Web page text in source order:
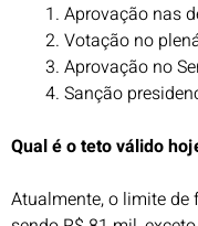
Aprovação nas
Votação no
Aprovação no
Sanção
Qual é o teto válido
Atualmente, o limite de